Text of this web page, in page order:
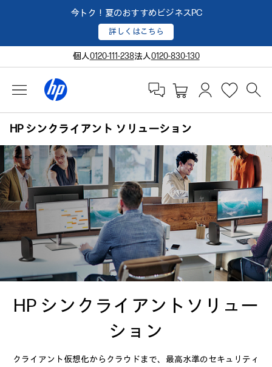
今トク！夏のおすすめビジネスPC
詳しくはこちら
個人0120-111-238法人0120-830-130
HP シンクライアント ソリューション
HP シンクライアント ソリュー
ション
クライアント仮想化からクラウドまで、最高水準のセキュリティ